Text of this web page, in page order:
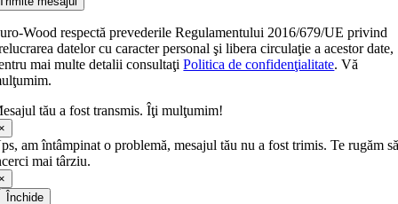
Wood respectă prevederile Regulamentului 2016/679/UE privind
datelor cu caracter personal şi libera circulaţie a acestor date,
mai multe detalii consultaţiPolitica de confidenţialitate. Vă
tău a fost transmis. Îţi mulţumim!
am întâmpinat o problemă, mesajul tău nu a fost trimis. Te rugăm
mai târziu.
Închide